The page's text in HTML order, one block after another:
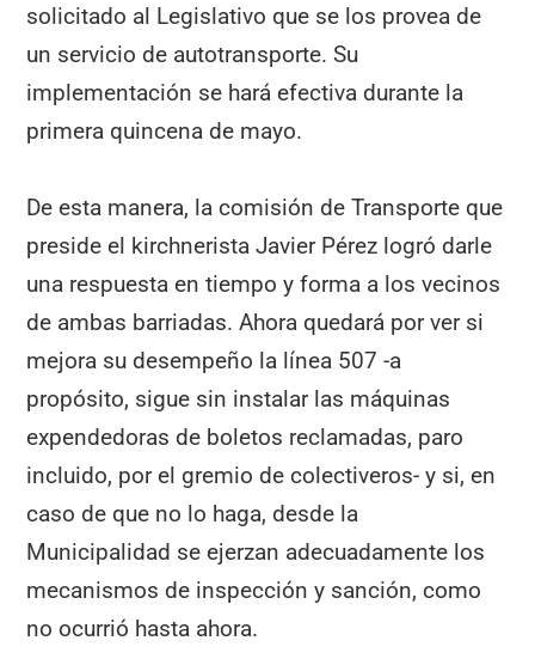
solicitado al Legislativo que se los provea de
un servicio de autotransporte. Su
implementación se hará efectiva durante la
primera quincena de mayo.
De esta manera, la comisión de Transporte que
preside el kirchnerista Javier Pérez logró darle
una respuesta en tiempo y forma a los vecinos
de ambas barriadas. Ahora quedará por ver si
mejora su desempeño la línea 507 -a
propósito, sigue sin instalar las máquinas
expendedoras de boletos reclamadas, paro
incluido, por el gremio de colectiveros- y si, en
caso de que no lo haga, desde la
Municipalidad se ejerzan adecuadamente los
mecanismos de inspección y sanción, como
no ocurrió hasta ahora.